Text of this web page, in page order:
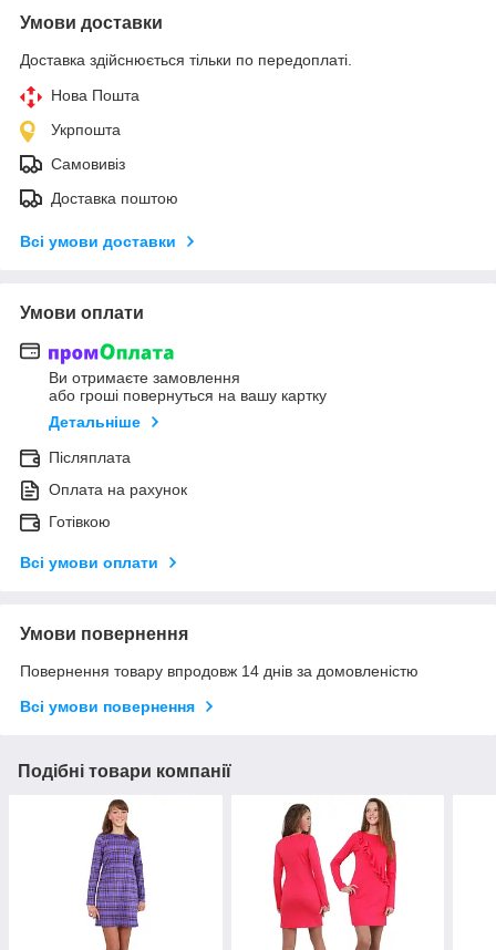
Умови доставки
Доставка здійснюється тільки по передоплаті.
Нова Пошта
Укрпошта
Самовивіз
Доставка поштою
Всі умови доставки
Умови оплати
Ви отримаєте замовлення
або гроші повернуться на вашу картку
Детальніше
Післяплата
Оплата на рахунок
Готівкою
Всі умови оплати
Умови повернення
Повернення товару впродовж 14 днів за домовленістю
Всі умови повернення
Подібні товари компанії